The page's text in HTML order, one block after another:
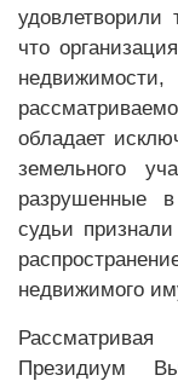
удовлетворили
что
обладает
земельного
разрушенные
судьи
недвижимого
Президиум